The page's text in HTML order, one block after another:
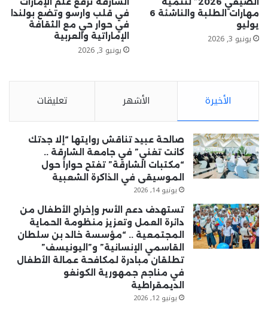
مهارات الطلبة والناشئة 6
يوليو
يونيو 3, 2026
في قلب وارسو وتضع بولندا
في حوار حي مع الثقافة
الإماراتية والعربية
يونيو 3, 2026
الأخيرة الأشهر تعليقات
صالحة عبيد تناقش روايتها “إلا جدتك
كانت تغني” في جامعة الشارقة ..
“مكتبات الشارقة” تفتح حواراً حول
الموسيقى في الذاكرة الشعبية
يونيو 14, 2026
تستهدف دعم الأسر وإخراج الأطفال من
دائرة العمل وتعزيز منظومة الحماية
المجتمعية .. “مؤسسة خالد بن سلطان
القاسمي الإنسانية” و”اليونيسف”
تطلقان مبادرة لمكافحة عمالة الأطفال
في مناجم جمهورية الكونغو
الديمقراطية
يونيو 12, 2026